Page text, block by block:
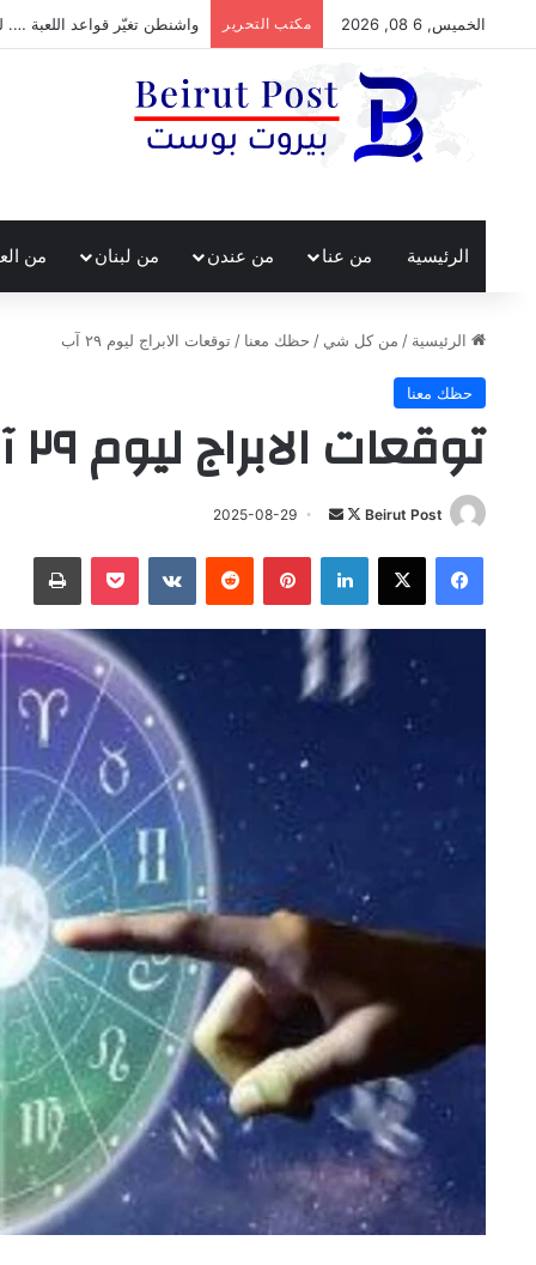
الخميس, 6 08, 2026 مكتب التحرير واشنطن تغيّر قواعد اللعبة ….
الرئيسية من عنا من عندن من لبنان من
الرئيسية / من كل شي / حظك معنا / توقعات الابراج ليوم ٢٩ آب
حظك معنا
توقعات الابراج ليوم ٢٩ آب
Beirut Post
تابع
X
أرسل
إلكترونيا
2025-08-29
فيسبوك ‫X لينكدإن بينتيريست
‏Reddit
‏VKontakte
‫Pocket طباعة